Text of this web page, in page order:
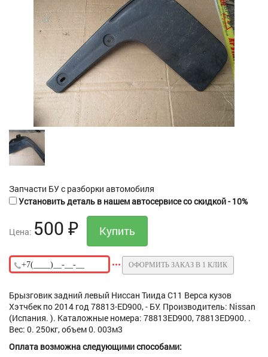
Запчасти БУ с разборки автомобиля
Установить деталь в нашем автосервисе со скидкой - 10%
Цена: 500 ₽
ОФОРМИТЬ ЗАКАЗ В 1 КЛИК
Брызговик задний левый Ниссан Тиида C11 Верса кузов
Хэтчбек по 2014 год 78813-ED900, - БУ. Производитель: Nissan
(Испания. ). Каталожные номера: 78813ED900, 78813ED900. .
Вес: 0. 250кг, объем 0. 003м3
Оплата возможна следующими способами: